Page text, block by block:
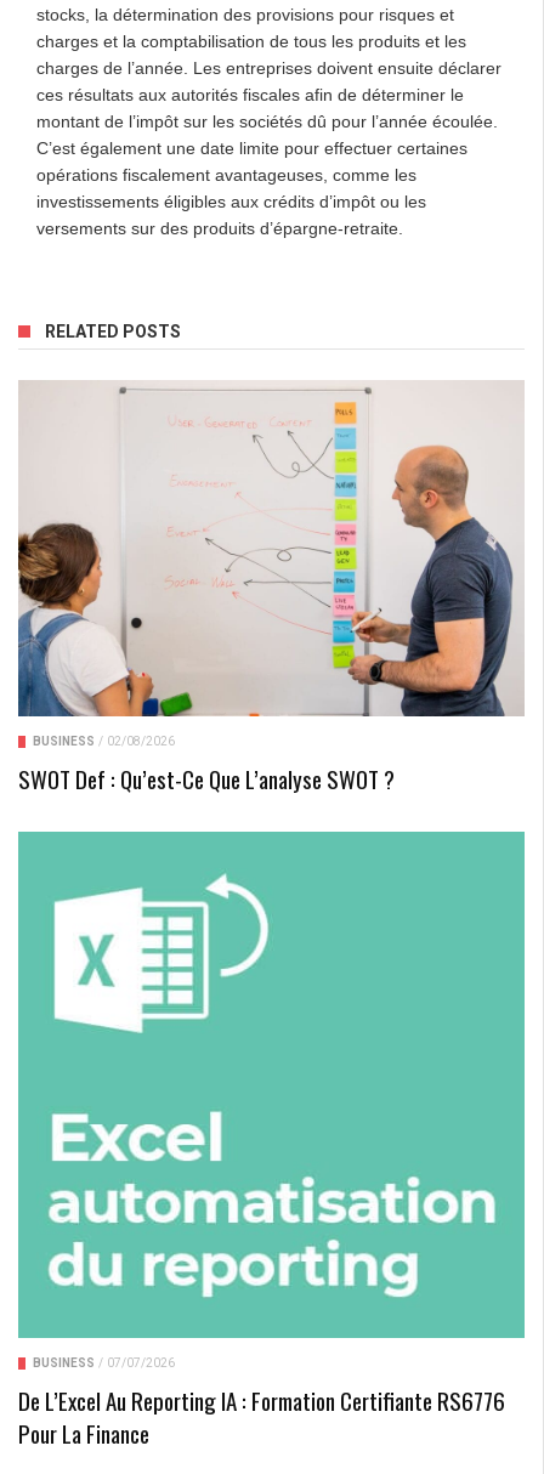
stocks, la détermination des provisions pour risques et
charges et la comptabilisation de tous les produits et les
charges de l’année. Les entreprises doivent ensuite déclarer
ces résultats aux autorités fiscales afin de déterminer le
montant de l’impôt sur les sociétés dû pour l’année écoulée.
C’est également une date limite pour effectuer certaines
opérations fiscalement avantageuses, comme les
investissements éligibles aux crédits d’impôt ou les
versements sur des produits d’épargne-retraite.
RELATED POSTS
BUSINESS / 02/08/2026
SWOT Def : Qu’est-Ce Que L’analyse SWOT ?
BUSINESS / 07/07/2026
De L’Excel Au Reporting IA : Formation Certifiante RS6776
Pour La Finance